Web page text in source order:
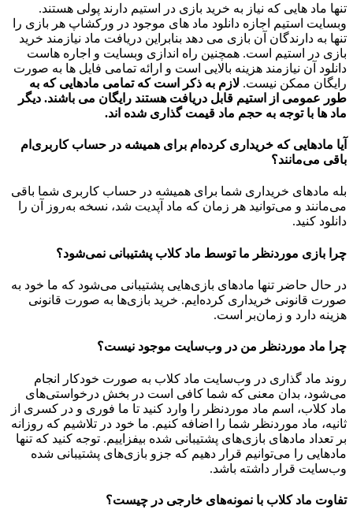
تنها ماد هایی که نیاز به خرید بازی در استیم دارند پولی هستند.
وبسایت استیم اجازه دانلود ماد های موجود در ورکشاپ هر بازی را
تنها به دارندگان آن بازی می دهد بنابراین دریافت ماد نیازمند خرید
بازی در استیم است. همچنین راه اندازی وبسایت و اجاره هاست
دانلود آن نیازمند هزینه بالایی است و ارائه تمامی فایل ها به صورت
رایگان ممکن نیست. لازم به ذکر است که تمامی مادهایی که به
طور عمومی از استیم قابل دریافت هستند رایگان می باشند. دیگر
ماد ها با توجه به حجم ماد قیمت گذاری شده اند.
آیا مادهایی که خریداری کرده‌ام برای همیشه در حساب‌ کاربری‌ام
باقی می‌مانند؟
بله مادهای خریداری شما برای همیشه در حساب کاربری شما باقی
می‌مانند و می‌توانید هر زمان که ماد آپدیت شد، نسخه به‌روز آن را
دانلود کنید.
چرا بازی موردنظر ما توسط ماد کلاب پشتیبانی نمی‌شود؟
در حال حاضر تنها مادهای بازی‌هایی پشتیبانی می‌شود که ما خود به
صورت قانونی خریداری کرده‌ایم. خرید بازی‌ها به صورت قانونی
هزینه دارد و زمان‌بر است.
چرا ماد موردنظر من در وب‌سایت موجود نیست؟
روند ماد گذاری در وب‌سایت ماد کلاب به صورت خودکار انجام
می‌شود، بدان معنی که شما کافی است در بخش درخواستی‌های
ماد کلاب، اسم ماد موردنظر را وارد کنید تا ما فوری و در کسری از
ثانیه، ماد موردنظر شما را اضافه کنیم. ما خود در تلاشیم که روزانه
بر تعداد مادهای بازی‌های پشتیبانی شده بیفزاییم. توجه کنید که تنها
مادهایی را می‌توانیم قرار دهیم که جزو بازی‌های پشتیبانی شده
وب‌سایت قرار داشته باشد.
تفاوت ماد کلاب با نمونه‌های خارجی در چیست؟